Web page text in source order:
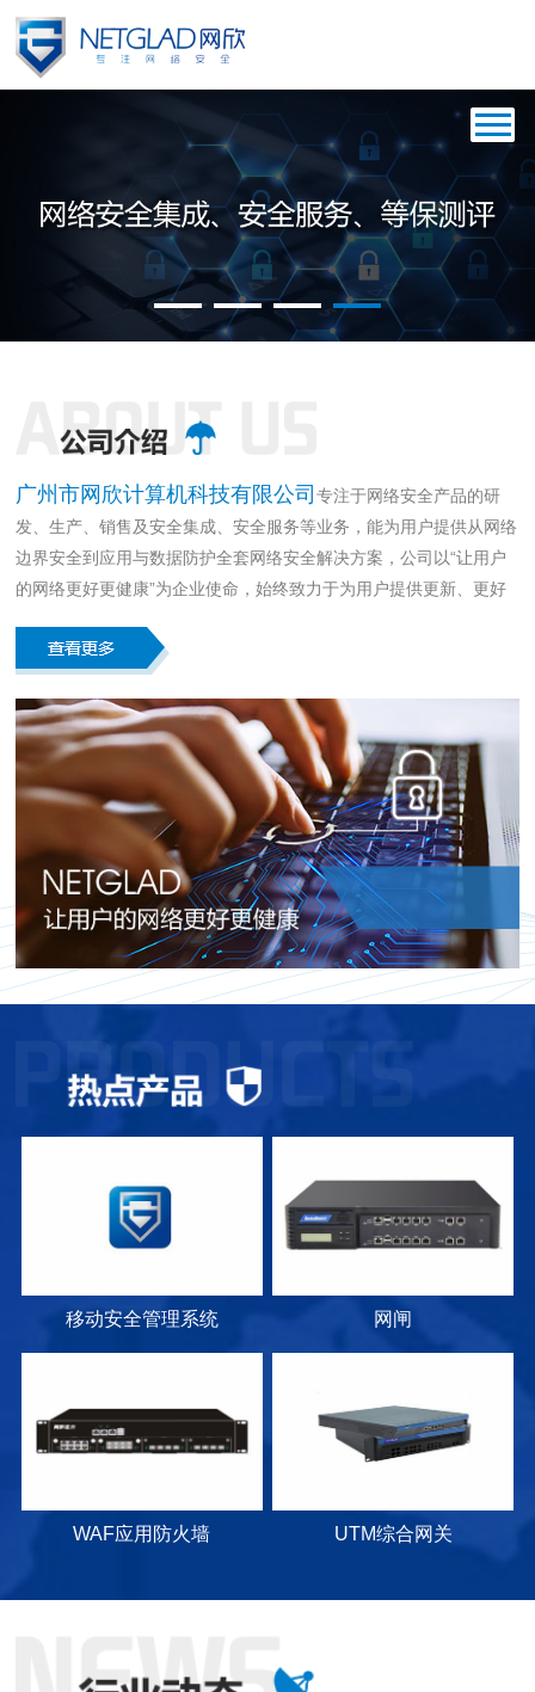
广州市网欣计算机科技有限公司专注于网络安全产品的研
发、生产、销售及安全集成、安全服务等业务，能为用户提供从网络
边界安全到应用与数据防护全套网络安全解决方案，公司以“让用户
的网络更好更健康”为企业使命，始终致力于为用户提供更新、更好
移动安全管理系统 网闸
WAF应用防火墙 UTM综合网关